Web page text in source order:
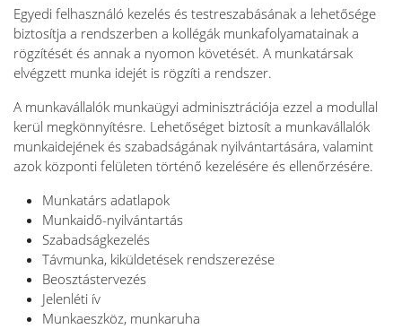
Egyedi felhasználó kezelés és testreszabásának a lehetősége
biztosítja a rendszerben a kollégák munkafolyamatainak a
rögzítését és annak a nyomon követését. A munkatársak
elvégzett munka idejét is rögzíti a rendszer.
A munkavállalók munkaügyi adminisztrációja ezzel a modullal
kerül megkönnyítésre. Lehetőséget biztosít a munkavállalók
munkaidejének és szabadságának nyilvántartására, valamint
azok központi felületen történő kezelésére és ellenőrzésére.
Munkatárs adatlapok
Munkaidő-nyilvántartás
Szabadságkezelés
Távmunka, kiküldetések rendszerezése
Beosztástervezés
Jelenléti ív
Munkaeszköz, munkaruha